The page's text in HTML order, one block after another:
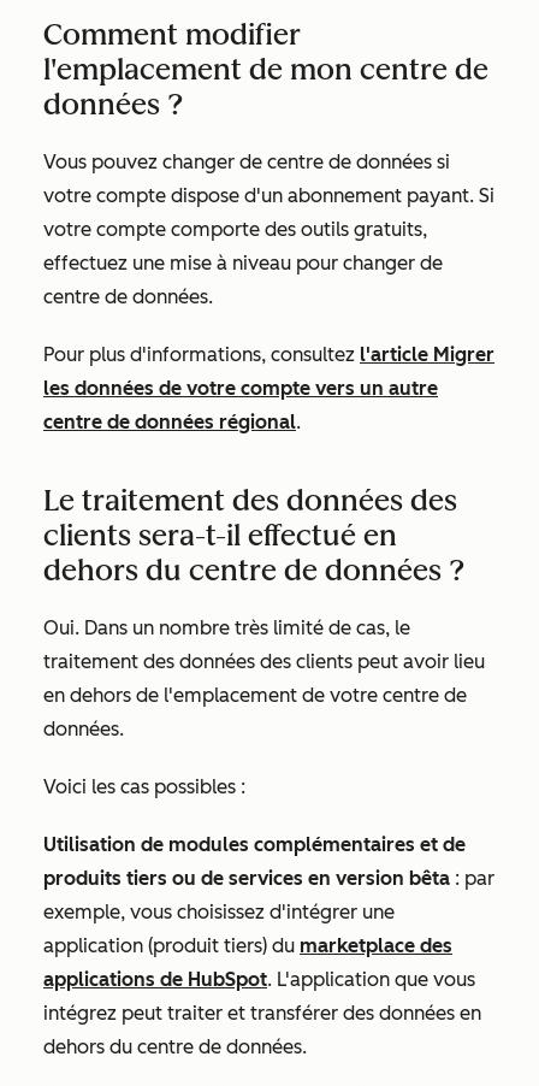
Comment modifier
l'emplacement de mon centre de
données ?
Vous pouvez changer de centre de données si
votre compte dispose d'un abonnement payant. Si
votre compte comporte des outils gratuits,
effectuez une mise à niveau pour changer de
centre de données.
Pour plus d'informations, consultez l'article Migrer
les données de votre compte vers un autre
centre de données régional.
Le traitement des données des
clients sera-t-il effectué en
dehors du centre de données ?
Oui. Dans un nombre très limité de cas, le
traitement des données des clients peut avoir lieu
en dehors de l'emplacement de votre centre de
données.
Voici les cas possibles :
Utilisation de modules complémentaires et de
produits tiers ou de services en version bêta : par
exemple, vous choisissez d'intégrer une
application (produit tiers) du marketplace des
applications de HubSpot. L'application que vous
intégrez peut traiter et transférer des données en
dehors du centre de données.